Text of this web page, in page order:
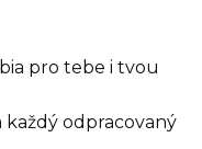
pro tebe i tvou
každý odpracovaný